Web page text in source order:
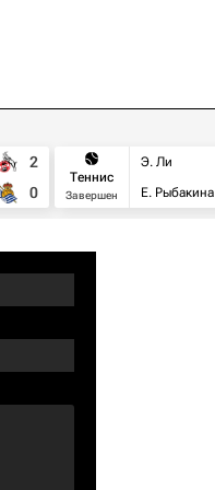
2
0
Теннис
Завершен
Э. Ли
Е. Рыбакина